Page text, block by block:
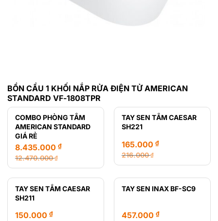
BỒN CẦU 1 KHỐI NẮP RỬA ĐIỆN TỬ AMERICAN
STANDARD VF-1808TPR
COMBO PHÒNG TẮM
AMERICAN STANDARD
GIÁ RẺ
12.470.000₫
Giá
gốc
là:
12.470.000 ₫.
8.435.000 ₫
Giá
hiện
tại
là:
TAY SEN TẮM CAESAR
SH221
216.000₫
Giá
216.000 ₫.
165.000 ₫
Giá
là:
TAY SEN TẮM CAESAR
SH211
150.000 ₫
TAY SEN INAX BF-SC9
457.000 ₫